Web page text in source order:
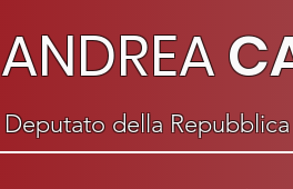
ANDREA
Deputato della